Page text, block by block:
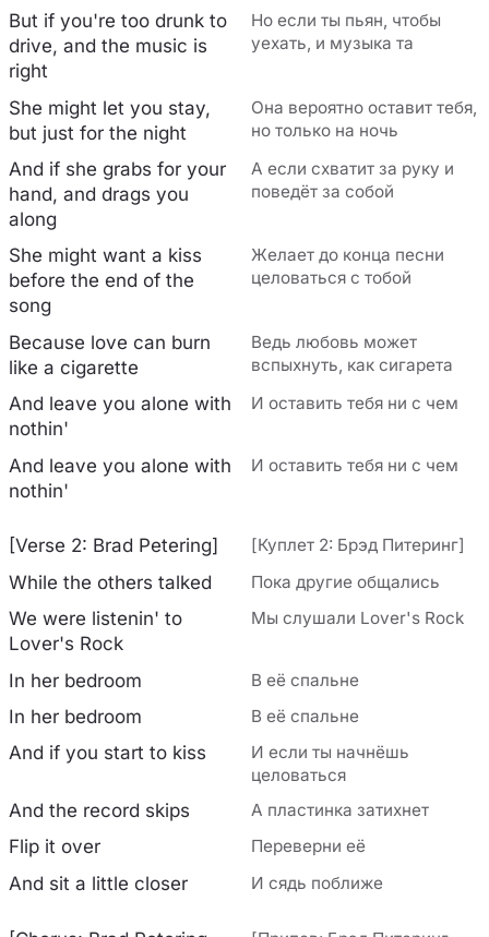
But if you're too drunk to
drive, and the music is
right
Но если ты пьян, чтобы
уехать, и музыка та
She might let you stay,
but just for the night
Она вероятно оставит тебя,
но только на ночь
And if she grabs for your
hand, and drags you
along
А если схватит за руку и
поведёт за собой
She might want a kiss
before the end of the
song
Желает до конца песни
целоваться с тобой
Because love can burn
like a cigarette
Ведь любовь может
вспыхнуть, как сигарета
And leave you alone with
nothin'
И оставить тебя ни с чем
And leave you alone with
nothin'
И оставить тебя ни с чем
[Verse 2: Brad Petering] [Куплет 2: Брэд Питеринг]
While the others talked Пока другие общались
We were listenin' to
Lover's Rock
Мы слушали Lover's Rock
In her bedroom В её спальне
In her bedroom В её спальне
And if you start to kiss
И если ты начнёшь
целоваться
And the record skips А пластинка затихнет
Flip it over Переверни её
And sit a little closer И сядь поближе